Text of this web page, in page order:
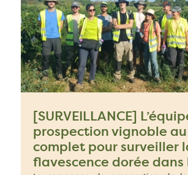
[SURVEILLANCE]
prospection vignoble au
complet pour surveiller
flavescence dorée dans